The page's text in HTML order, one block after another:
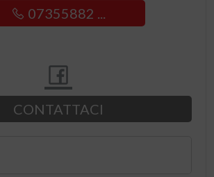
07355882 ...
CONTATTACI